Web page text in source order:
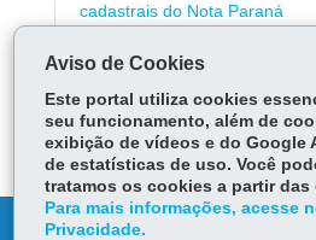
cadastrais do Nota Paraná
ÓRGÃO RESPONSÁVEL
DEIXE SUA OPINIÃO
DENUNCIE CORRUPÇÃO
Aviso de Cookies
Este portal utiliza cookies
seu funcionamento, além de
exibição de vídeos e do Google
de estatísticas de uso. Você
tratamos os cookies a partir das
Para mais informações, acesse
Privacidade.